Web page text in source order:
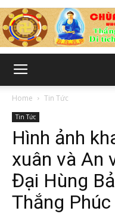
Home Tin Tức
Tin Tức
Hình ảnh
xuân và An
Đại Hùng
Thắng Phúc